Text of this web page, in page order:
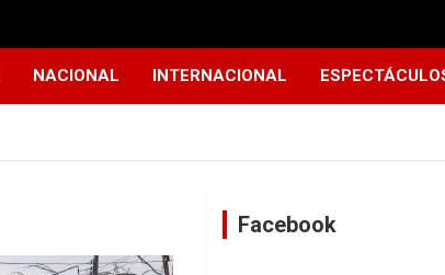
NACIONAL INTERNACIONAL
Facebook